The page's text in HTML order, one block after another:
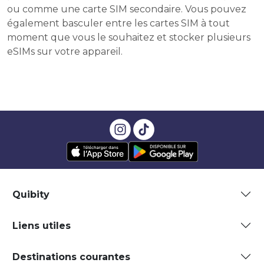
ou comme une carte SIM secondaire. Vous pouvez
également basculer entre les cartes SIM à tout
moment que vous le souhaitez et stocker plusieurs
eSIMs sur votre appareil.
Quibity
Liens utiles
Destinations courantes